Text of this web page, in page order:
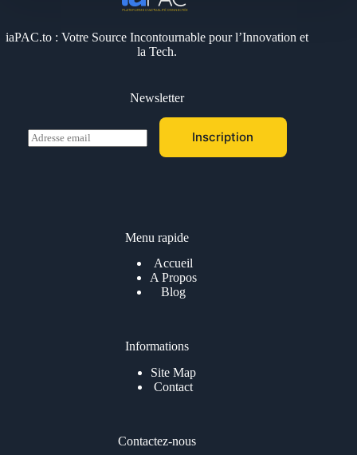
iaPAC.to : Votre Source Incontournable pour l’Innovation et
la Tech.
Newsletter
E
m
Inscription
Menu rapide
Accueil
A Propos
Blog
Informations
Site Map
Contact
Contactez-nous